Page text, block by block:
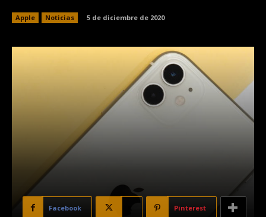
Apple Noticias 5 de diciembre de 2020
Facebook Pinterest